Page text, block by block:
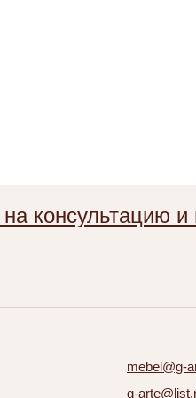
консультацию и
mebel@g-
g-